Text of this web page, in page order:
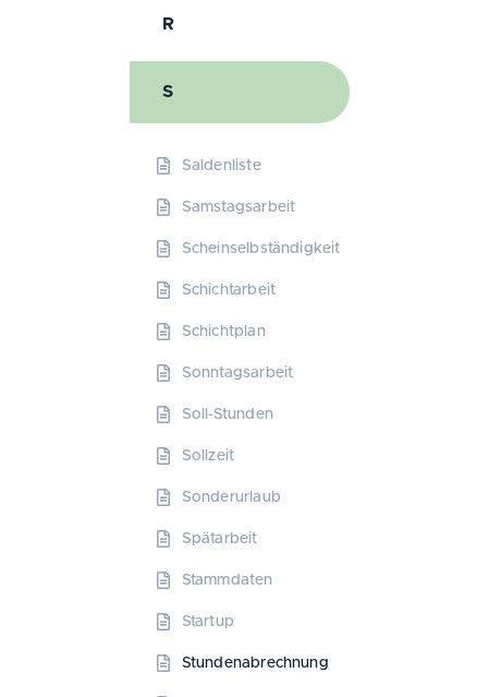
R
S
Saldenliste
Samstagsarbeit
Scheinselbständigkeit
Schichtarbeit
Schichtplan
Sonntagsarbeit
Soll-Stunden
Sollzeit
Sonderurlaub
Spätarbeit
Stammdaten
Startup
Stundenabrechnung